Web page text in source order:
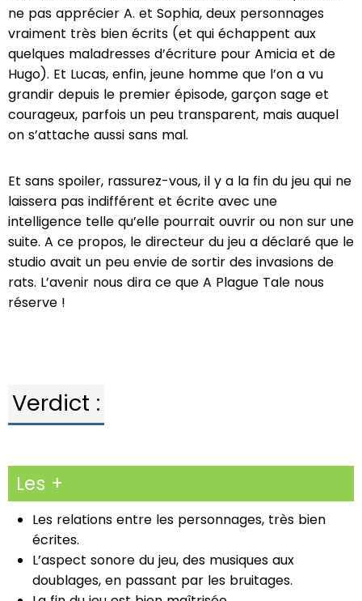
ne pas apprécier A. et Sophia, deux personnages
vraiment très bien écrits (et qui échappent aux
quelques maladresses d’écriture pour Amicia et de
Hugo). Et Lucas, enfin, jeune homme que l’on a vu
grandir depuis le premier épisode, garçon sage et
courageux, parfois un peu transparent, mais auquel
on s’attache aussi sans mal.
Et sans spoiler, rassurez-vous, il y a la fin du jeu qui ne
laissera pas indifférent et écrite avec une
intelligence telle qu’elle pourrait ouvrir ou non sur une
suite. A ce propos, le directeur du jeu a déclaré que le
studio avait un peu envie de sortir des invasions de
rats. L’avenir nous dira ce que A Plague Tale nous
réserve !
Verdict :
Les +
Les relations entre les personnages, très bien
écrites.
L’aspect sonore du jeu, des musiques aux
doublages, en passant par les bruitages.